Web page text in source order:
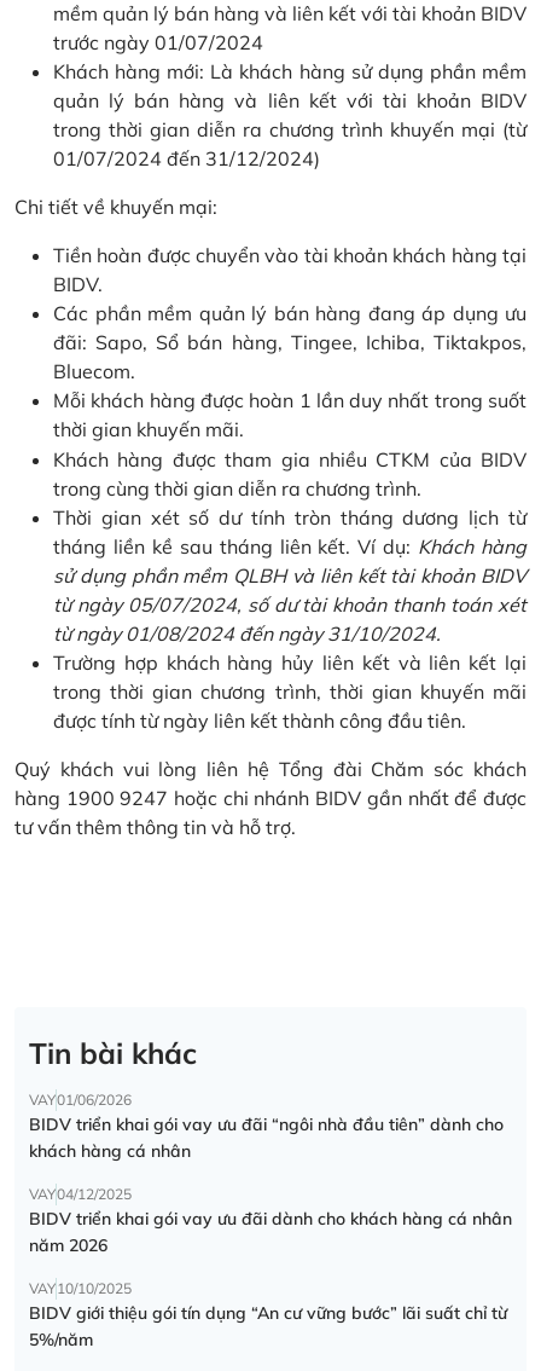
mềm quản lý bán hàng và liên kết với tài khoản BIDV
trước ngày 01/07/2024
Khách hàng mới: Là khách hàng sử dụng phần mềm
quản lý bán hàng và liên kết với tài khoản BIDV
trong thời gian diễn ra chương trình khuyến mại (từ
01/07/2024 đến 31/12/2024)
Chi tiết về khuyến mại:
Tiền hoàn được chuyển vào tài khoản khách hàng tại
BIDV.
Các phần mềm quản lý bán hàng đang áp dụng ưu
đãi: Sapo, Sổ bán hàng, Tingee, Ichiba, Tiktakpos,
Bluecom.
Mỗi khách hàng được hoàn 1 lần duy nhất trong suốt
thời gian khuyến mãi.
Khách hàng được tham gia nhiều CTKM của BIDV
trong cùng thời gian diễn ra chương trình.
Thời gian xét số dư tính tròn tháng dương lịch từ
tháng liền kề sau tháng liên kết. Ví dụ: Khách hàng
sử dụng phần mềm QLBH và liên kết tài khoản BIDV
từ ngày 05/07/2024, số dư tài khoản thanh toán xét
từ ngày 01/08/2024 đến ngày 31/10/2024.
Trường hợp khách hàng hủy liên kết và liên kết lại
trong thời gian chương trình, thời gian khuyến mãi
được tính từ ngày liên kết thành công đầu tiên.
Quý khách vui lòng liên hệ Tổng đài Chăm sóc khách
hàng 1900 9247 hoặc chi nhánh BIDV gần nhất để được
tư vấn thêm thông tin và hỗ trợ.
Tin bài khác
VAY01/06/2026
BIDV triển khai gói vay ưu đãi “ngôi nhà đầu tiên” dành cho
khách hàng cá nhân
VAY04/12/2025
BIDV triển khai gói vay ưu đãi dành cho khách hàng cá nhân
năm 2026
VAY10/10/2025
BIDV giới thiệu gói tín dụng “An cư vững bước” lãi suất chỉ từ
5%/năm